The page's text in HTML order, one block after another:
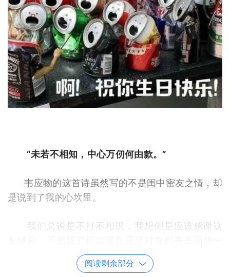
“未若不相知，中心万仞何由款。”
韦应物的这首诗虽然写的不是闺中密友之情，却
是说到了我的心坎里。
我们总说是不打不相识，我想倒是应该感谢这
位平平无奇的靓女........(///▽///)
阅读剩余部分